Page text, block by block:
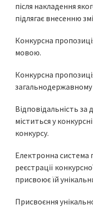
після накладення
підлягає внесенню
Конкурсна
мовою.
Конкурсна
загальнодержавному
Відповідальність за
міститься у
конкурсу.
Електронна система
реєстрації
присвоює їй
Присвоєння